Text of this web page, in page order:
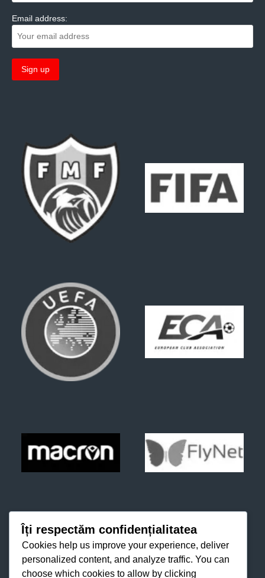
Email address:
Îți respectăm confidențialitatea
Cookies help us improve your experience, deliver
personalized content, and analyze traffic. You can
choose which cookies to allow by clicking